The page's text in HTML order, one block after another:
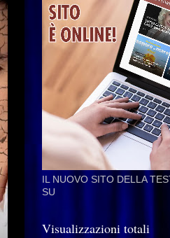
IL NUOVO SITO DELLA
SU
Visualizzazioni totali